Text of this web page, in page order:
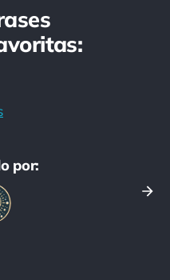
por: